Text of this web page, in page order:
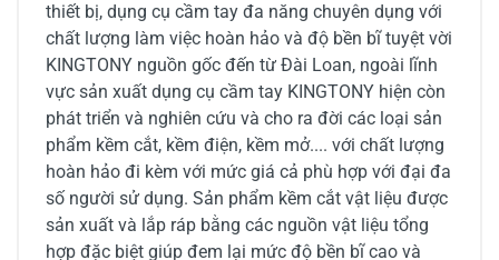
thiết bị, dụng cụ cầm tay đa năng chuyên dụng với
chất lượng làm việc hoàn hảo và độ bền bĩ tuyệt vời
KINGTONY nguồn gốc đến từ Đài Loan, ngoài lĩnh
vực sản xuất dụng cụ cầm tay KINGTONY hiện còn
phát triển và nghiên cứu và cho ra đời các loại sản
phẩm kềm cắt, kềm điện, kềm mở.... với chất lượng
hoàn hảo đi kèm với mức giá cả phù hợp với đại đa
số người sử dụng. Sản phẩm kềm cắt vật liệu được
sản xuất và lắp ráp bằng các nguồn vật liệu tổng
hợp đặc biệt giúp đem lại mức độ bền bĩ cao và